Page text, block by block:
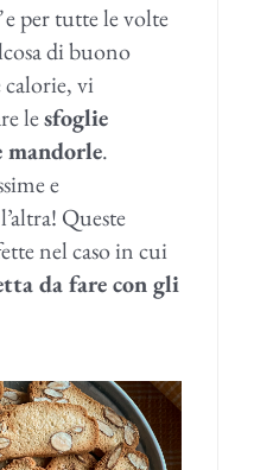
e per tutte le volte
di buono
calorie, vi
lesfoglie
mandorle.
e
Queste
nel caso in cui
da fare con gli